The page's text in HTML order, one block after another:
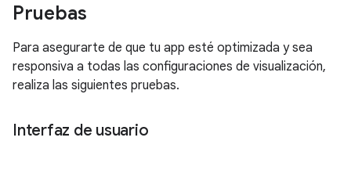
Pruebas
Para asegurarte de que tu app esté optimizada y sea
responsiva a todas las configuraciones de visualización,
realiza las siguientes pruebas.
Interfaz de usuario